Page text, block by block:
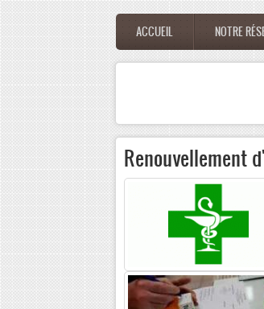
Menu principal
ACCUEIL NOTRE
Renouvellement